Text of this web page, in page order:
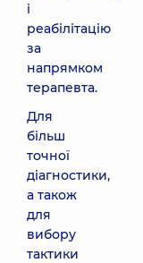
і
реабілітацію
за
напрямком
терапевта.
Для
більш
точної
діагностики,
а також
для
вибору
тактики